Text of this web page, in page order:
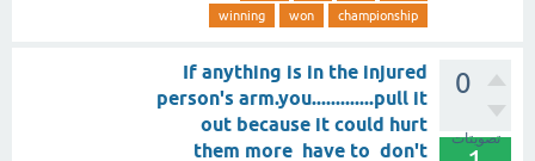
championship
won
winning
0
تصويتات
If anything is in the injured
person's arm.you.............pull it
out because it could hurt
them more have to don't